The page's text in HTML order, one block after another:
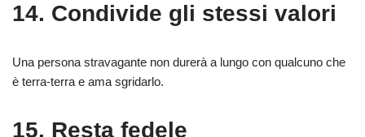
14. Condivide gli stessi valori
Una persona stravagante non durerà a lungo con qualcuno che
è terra-terra e ama sgridarlo.
15. Resta fedele